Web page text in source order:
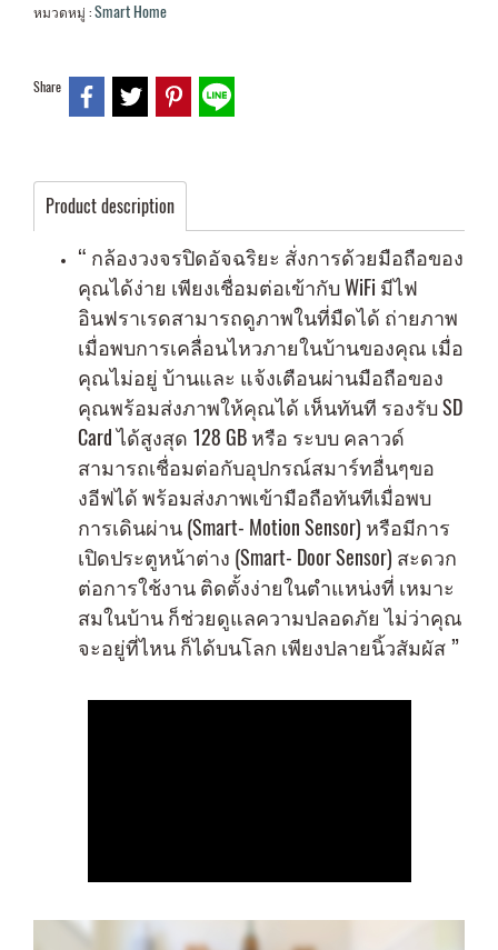
หมวดหมู่ :Smart Home
Share
Product description
“ กล้องวงจรปิดอัจฉริยะ สั่งการด้วยมือถือของ
คุณได้ง่าย เพียงเชื่อมต่อเข้ากับ WiFi มีไฟ
อินฟราเรดสามารถดูภาพในที่มืดได้ ถ่ายภาพ
เมื่อพบการเคลื่อนไหวภายในบ้านของคุณ เมื่อ
คุณไม่อยู่ บ้านและ แจ้งเตือนผ่านมือถือของ
คุณพร้อมส่งภาพให้คุณได้ เห็นทันที รองรับ SD
Card ได้สูงสุด 128 GB หรือ ระบบ คลาวด์
สามารถเชื่อมต่อกับอุปกรณ์สมาร์ทอื่นๆขอ
งอีฟได้ พร้อมส่งภาพเข้ามือถือทันทีเมื่อพบ
การเดินผ่าน (Smart- Motion Sensor) หรือมีการ
เปิดประตูหน้าต่าง (Smart- Door Sensor) สะดวก
ต่อการใช้งาน ติดตั้งง่ายในตำแหน่งที่ เหมาะ
สมในบ้าน ก็ช่วยดูแลความปลอดภัย ไม่ว่าคุณ
จะอยู่ที่ไหน ก็ได้บนโลก เพียงปลายนิ้วสัมผัส ”